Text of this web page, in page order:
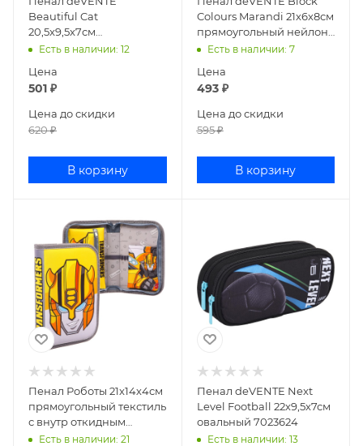
Beautiful Cat
20,5x9,5x7см
прямоугольный с
7020500
Есть в наличии: 12
Цена
501 ₽
Цена до скидки
620₽
В корзину
Colours Marandi 21х6х8см
прямоугольный нейлон
7025417
Есть в наличии: 7
Цена
493₽
Цена до скидки
595₽
В корзину
Пенал Роботы 21x14х4см
прямоугольный текстиль
с внутр откидным
карманом 7584959
Есть в наличии: 21
Пенал deVENTE Next
Level Football 22х9,5х7см
овальный 7023624
Есть в наличии: 13